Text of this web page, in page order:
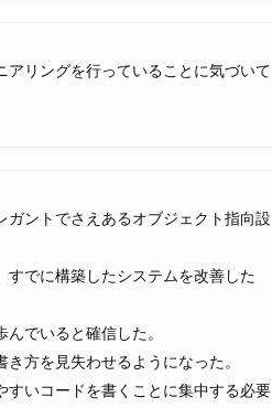
リングを行っていることに気づいて
ントでさえあるオブジェクト指向設
でに構築したシステムを改善した
でいると確信した。
方を見失わせるようになった。
いコードを書くことに集中する必要